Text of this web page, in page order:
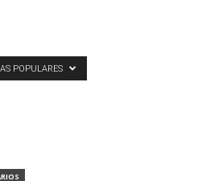
POPULARES